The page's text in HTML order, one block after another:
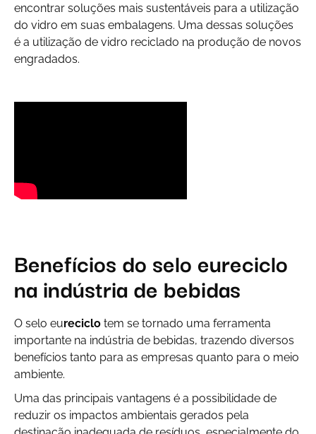
encontrar soluções mais sustentáveis para a utilização
do vidro em suas embalagens. Uma dessas soluções
é a utilização de vidro reciclado na produção de novos
engradados.
Benefícios do selo eureciclo
na indústria de bebidas
O selo eureciclo tem se tornado uma ferramenta
importante na indústria de bebidas, trazendo diversos
benefícios tanto para as empresas quanto para o meio
ambiente.
Uma das principais vantagens é a possibilidade de
reduzir os impactos ambientais gerados pela